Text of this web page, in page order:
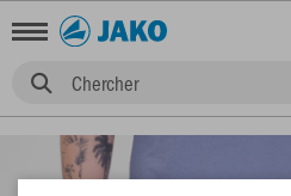
Chercher